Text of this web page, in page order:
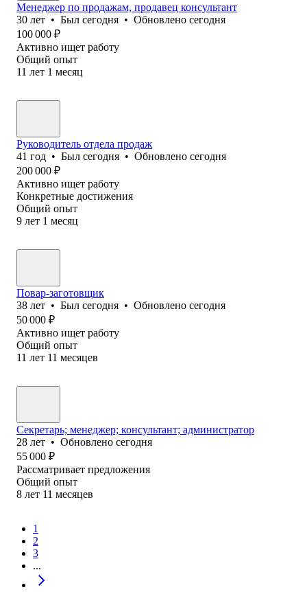
Менеджер по продажам, продавец консультант
30 лет • Был сегодня • Обновлено сегодня
100 000 ₽
Активно ищет работу
Общий опыт
11 лет 1 месяц
Руководитель отдела продаж
41 год • Был сегодня • Обновлено сегодня
200 000 ₽
Активно ищет работу
Конкретные достижения
Общий опыт
9 лет 1 месяц
Повар-заготовщик
38 лет • Был сегодня • Обновлено сегодня
50 000 ₽
Активно ищет работу
Общий опыт
11 лет 11 месяцев
Секретарь; менеджер; консультант; администратор
28 лет • Обновлено сегодня
55 000 ₽
Рассматривает предложения
Общий опыт
8 лет 11 месяцев
1
2
3
...